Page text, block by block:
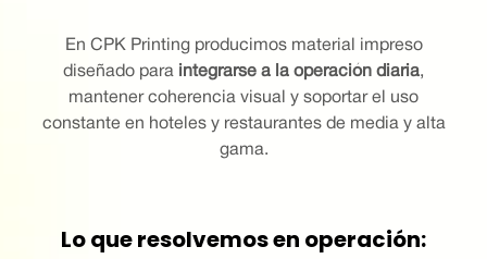
En CPK Printing producimos material impreso
diseñado para integrarse a la operación diaria,
mantener coherencia visual y soportar el uso
constante en hoteles y restaurantes de media y alta
gama.
Lo que resolvemos en operación: